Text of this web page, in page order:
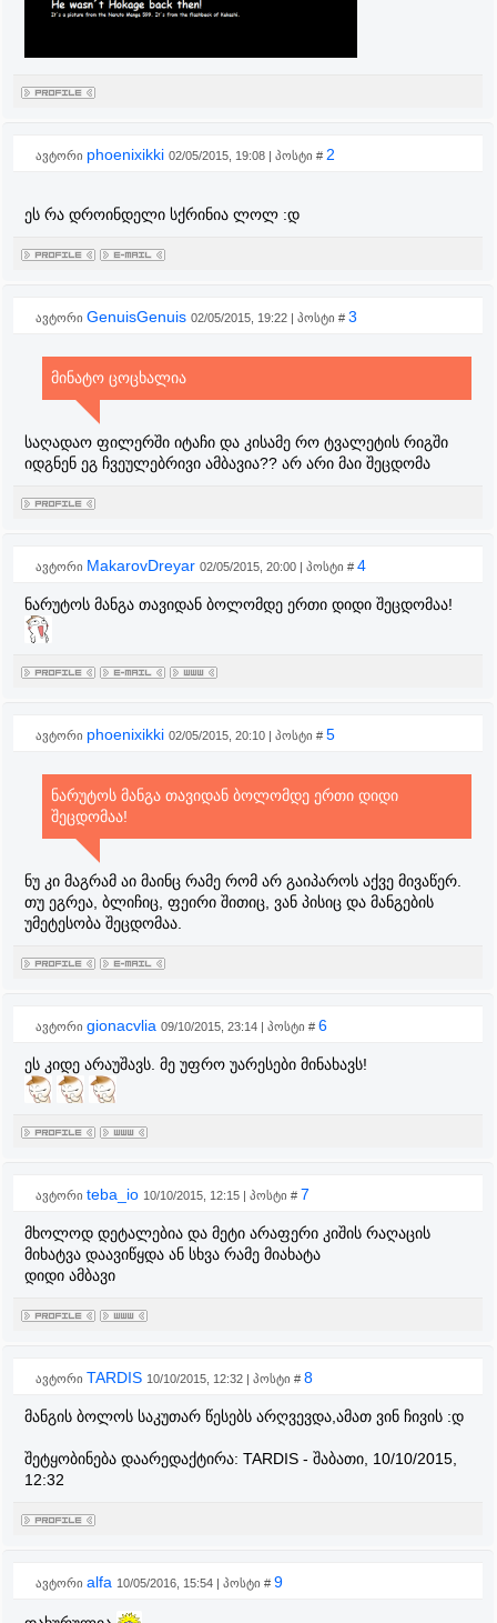
ავტორი phoenixikki 02/05/2015, 19:08 | პოსტი # 2
ეს რა დროინდელი სქრინია ლოლ :დ
ავტორი GenuisGenuis 02/05/2015, 19:22 | პოსტი # 3
მინატო ცოცხალია
საღადაო ფილერში იტაჩი და კისამე რო ტვალეტის რიგში
იდგნენ ეგ ჩვეულებრივი ამბავია?? არ არი მაი შეცდომა
ავტორი MakarovDreyar 02/05/2015, 20:00 | პოსტი # 4
ნარუტოს მანგა თავიდან ბოლომდე ერთი დიდი შეცდომაა!
ავტორი phoenixikki 02/05/2015, 20:10 | პოსტი # 5
ნარუტოს მანგა თავიდან ბოლომდე ერთი დიდი
შეცდომაა!
ნუ კი მაგრამ აი მაინც რამე რომ არ გაიპაროს აქვე მივაწერ.
თუ ეგრეა, ბლიჩიც, ფეირი შითიც, ვან პისიც და მანგების
უმეტესობა შეცდომაა.
ავტორი gionacvlia 09/10/2015, 23:14 | პოსტი # 6
ეს კიდე არაუშავს. მე უფრო უარესები მინახავს!
ავტორი teba_io 10/10/2015, 12:15 | პოსტი # 7
მხოლოდ დეტალებია და მეტი არაფერი კიშის რაღაცის
მიხატვა დაავიწყდა ან სხვა რამე მიახატა
დიდი ამბავი
ავტორი TARDIS 10/10/2015, 12:32 | პოსტი # 8
მანგის ბოლოს საკუთარ წესებს არღვევდა,ამათ ვინ ჩივის :დ
შეტყობინება დაარედაქტირა: TARDIS - შაბათი, 10/10/2015,
12:32
ავტორი alfa 10/05/2016, 15:54 | პოსტი # 9